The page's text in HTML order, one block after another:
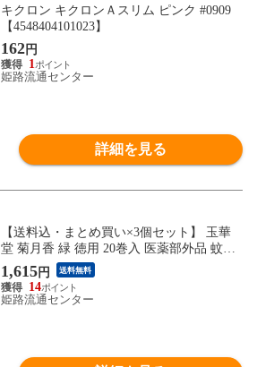
キクロン キクロンＡスリム ピンク #0909
【4548404101023】
162円
1
姫路流通センター
詳細を見る
【送料込・まとめ買い×3個セット】 玉華
堂 菊月香 緑 徳用 20巻入 医薬部外品 蚊取
り線香
1,615円 送料無料
14
姫路流通センター